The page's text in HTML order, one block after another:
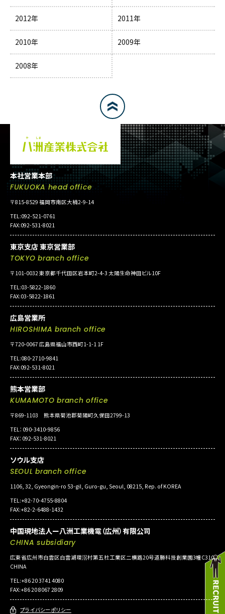
2012年 2011年
2010年 2009年
2008年
本社営業本部
FUKUOKA head office
〒815-8529 福岡市南区大楠2-9-14
TEL:092-521-0761
FAX:092-531-8021
東京支店 東京営業部
TOKYO branch office
〒101-0032 東京都千代田区岩本町2-4-3 太陽生命神田ビル10F
TEL:03-5822-1860
FAX:03-5822-1861
広島営業所
HIROSHIMA branch office
〒720-0067 広島県福山市西町1-1-1 1F
TEL:080-2710-9841
FAX:092-531-8021
熊本営業部
KUMAMOTO branch office
〒869-1103 熊本県菊池郡菊陽町久保田2799-13
TEL：090-3410-9856
FAX：092-531-8021
ソウル支店
SEOUL branch office
1106, 32, Gyeongin-ro 53-gil, Guro-gu, Seoul, 08215, Rep. of KOREA
TEL:+82-70-4755-8804
FAX:+82-2-6488-1432
中国現地法人ー八洲工業機電（広州）有限公司
CHINA subsidiary
広東省広州市白雲区白雲湖環滘村第五社工業区二横路20号道勝科技創業園3幢C310
CHINA
TEL:+86 20 3741 4080
FAX:+86 20 8067 2809
プライバシーポリシー